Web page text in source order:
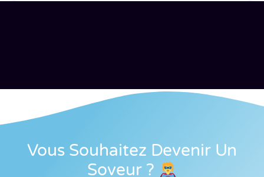
Vous Souhaitez Devenir Un
Soveur ?